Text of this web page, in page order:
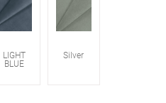
LIGHT
BLUE
Silver